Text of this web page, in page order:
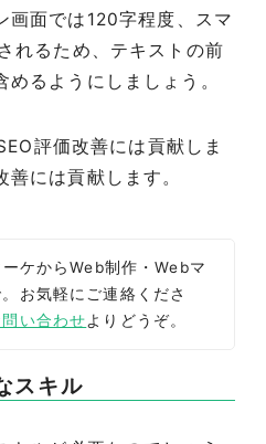
画面では 120字程度、スマ
れるため、テキストの前
るようにしましょう。
評価改善には貢献しま
には貢献します。
ケからWeb制作・Webマ
お気軽にご連絡くださ
い合わせよりどうぞ。
スキル